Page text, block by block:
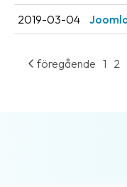
2019-03-04
föregående 1 2